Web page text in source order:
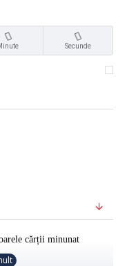
Secunde
cărții minunat